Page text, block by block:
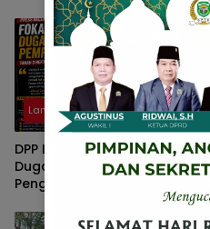
Maksimal
Lampung
DPP LSM FOKAL Ungkap
Dugaan Penyimpangan
Pengelolaan Aset Milik